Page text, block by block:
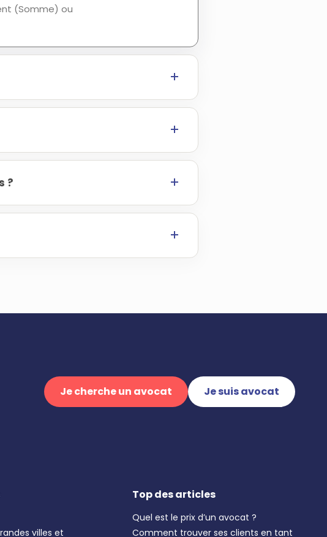
(Somme) ou
?
Je cherche un avocat Je suis avocat
villes et
Top des articles
Quel est le prix d’un avocat ?
Comment trouver ses clients en tant